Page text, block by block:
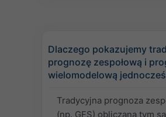
Dlaczego pokazujemy
prognozę zespołową i
wielomodelową
Tradycyjna prognoza
(np. GFS) obliczana tym